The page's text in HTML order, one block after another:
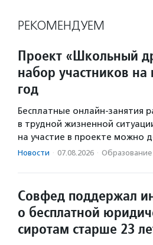
РЕКОМЕНДУЕМ
Проект «Школьный
набор участников
год
Бесплатные онлайн-занятия
в трудной жизненной
на участие в проекте можно
Новости · 07.08.2026 · Образование
Совфед поддержал
о бесплатной
сиротам старше 23